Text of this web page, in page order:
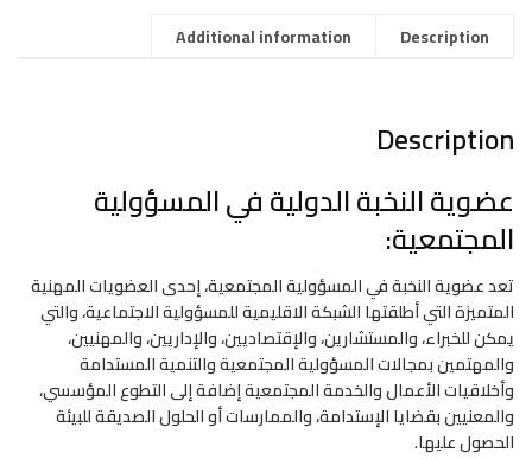
المسؤولية
Description
Additional information
Description
عضوية النخبة الدولية في المسؤولية
المجتمعية:
تعد عضوية النخبة في المسؤولية المجتمعية، إحدى العضويات المهنية
المتميزة التي أطلقتها الشبكة الاقليمية للمسؤولية الاجتماعية، والتي
يمكن للخبراء، والمستشارين، والإقتصاديين، والإداريين، والمهنيين،
والمهتمين بمجالات المسؤولية المجتمعية والتنمية المستدامة
وأخلاقيات الأعمال والخدمة المجتمعية إضافة إلى التطوع المؤسسي،
والمعنيين بقضايا الإستدامة، والممارسات أو الحلول الصديقة للبيئة
الحصول عليها.